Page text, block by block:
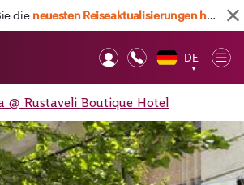
die neuesten Reiseaktualisierungen hier
DE
▼
@ Rustaveli Boutique Hotel